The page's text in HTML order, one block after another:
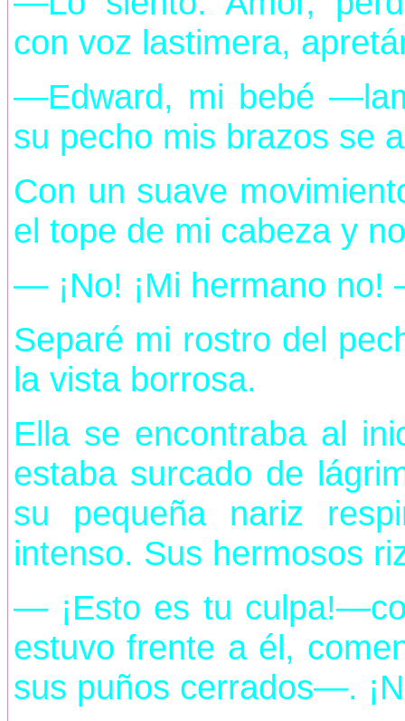
con voz lastimera,
—Edward, mi bebé
su pecho mis brazos se
Con un suave
el tope de mi cabeza y
— ¡No! ¡Mi hermano
Separé mi rostro del
la vista borrosa.
Ella se encontraba al
estaba surcado de
su pequeña nariz
intenso. Sus hermosos
— ¡Esto es tu
estuvo frente a él,
sus puños cerrados—.